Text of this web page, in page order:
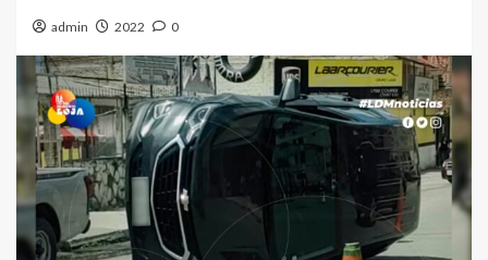
admin 2022 0